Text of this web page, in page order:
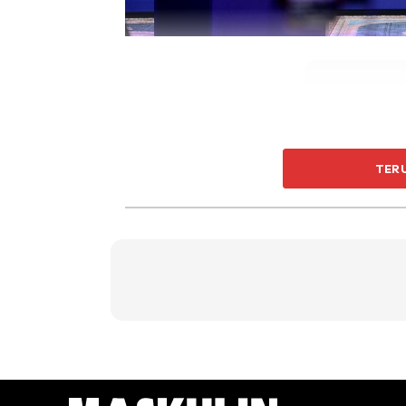
Abrar’.